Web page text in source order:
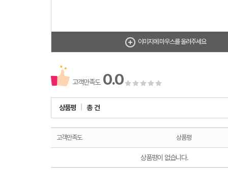
이미지에 마우스를 올려주세요
고객만족도 0.0
상품평 총건
고객만족도 상품평
상품평이 없습니다.